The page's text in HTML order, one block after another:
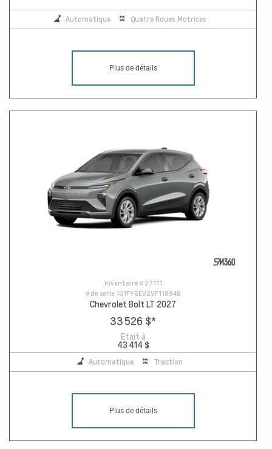
Automatique Quatre Roues Motrices
Plus de détails
Inventaire # 27111
# de série 1G1FY6EV2VF118946
Chevrolet Bolt LT 2027
33 526 $*
Etait à
43 414 $
Automatique Traction
Plus de détails